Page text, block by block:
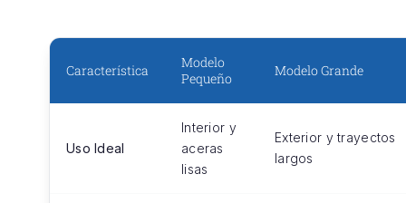
Característica
Modelo
Pequeño
Modelo Grande
Uso Ideal
Interior y
aceras
lisas
Exterior y trayectos
largos